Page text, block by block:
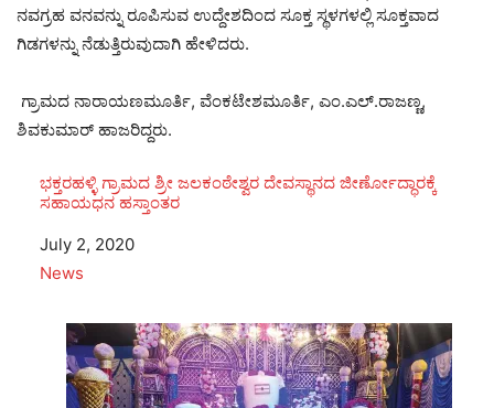
ನವಗ್ರಹ ವನವನ್ನು ರೂಪಿಸುವ ಉದ್ದೇಶದಿಂದ ಸೂಕ್ತ ಸ್ಥಳಗಳಲ್ಲಿ ಸೂಕ್ತವಾದ
ಗಿಡಗಳನ್ನು ನೆಡುತ್ತಿರುವುದಾಗಿ ಹೇಳಿದರು.
ಗ್ರಾಮದ ನಾರಾಯಣಮೂರ್ತಿ, ವೆಂಕಟೇಶಮೂರ್ತಿ, ಎಂ.ಎಲ್.ರಾಜಣ್ಣ,
ಶಿವಕುಮಾರ್ ಹಾಜರಿದ್ದರು.
ಭಕ್ತರಹಳ್ಳಿ ಗ್ರಾಮದ ಶ್ರೀ ಜಲಕಂಠೇಶ್ವರ ದೇವಸ್ಥಾನದ ಜೀರ್ಣೋದ್ಧಾರಕ್ಕೆ
ಸಹಾಯಧನ ಹಸ್ತಾಂತರ
Date
July 2, 2020
In relation to
News